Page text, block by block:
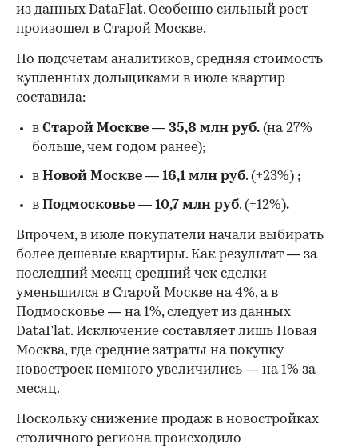
из данных DataFlat. Особенно сильный рост
произошел в Старой Москве.
По подсчетам аналитиков, средняя стоимость
купленных дольщиками в июле квартир
составила:
в Старой Москве — 35,8 млн руб. (на 27%
больше, чем годом ранее);
в Новой Москве — 16,1 млн руб. (+23%) ;
в Подмосковье — 10,7 млн руб. (+12%).
Впрочем, в июле покупатели начали выбирать
более дешевые квартиры. Как результат — за
последний месяц средний чек сделки
уменьшился в Старой Москве на 4%, а в
Подмосковье — на 1%, следует из данных
DataFlat. Исключение составляет лишь Новая
Москва, где средние затраты на покупку
новостроек немного увеличились — на 1% за
месяц.
Поскольку снижение продаж в новостройках
столичного региона происходило